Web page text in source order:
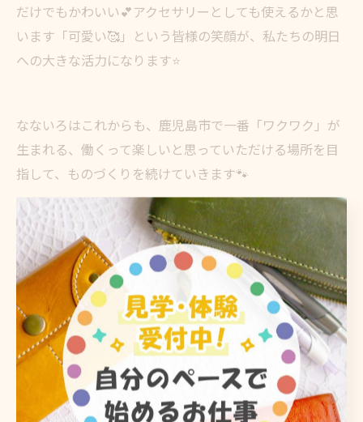
だけでもかわいい💕アクセサリーとしても使えるかと思
います「可愛い🥰」という皆様の笑顔が、私たちの明日
への大きな活力になります⭐
なないろはこれからも、鹿児島市で一番「ワクワク」が
生まれる、働くって楽しいと思っていただける場所を目
指して、ものづくりを続けていきます🐾
#就労継続支援b型事業所
#レザー
#ヘアゴム
#ハンドメイド
#鹿児島
鹿児島市でご用意する軽作業